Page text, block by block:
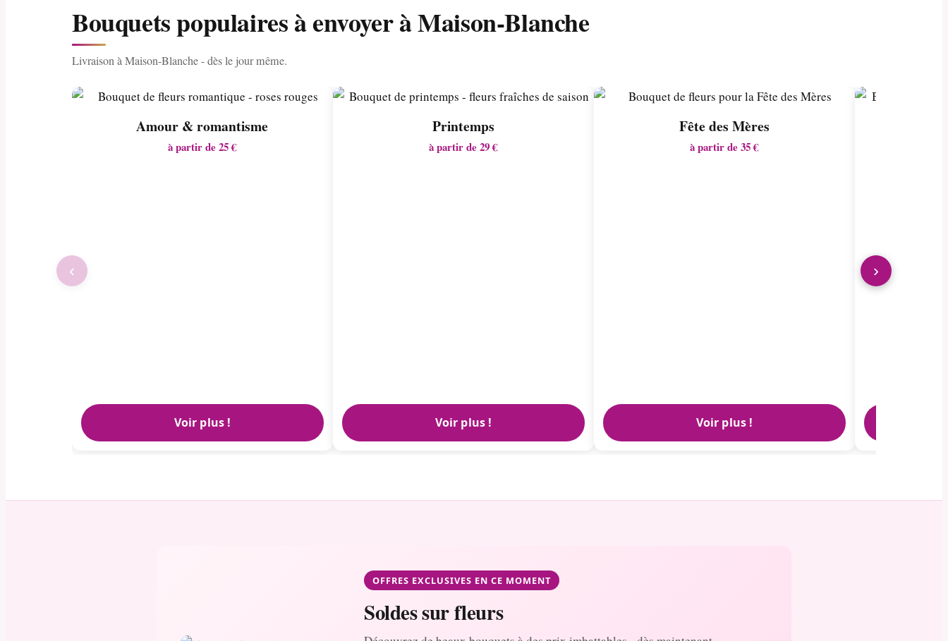
Bouquets populaires à envoyer à Maison-Blanche
Livraison à Maison-Blanche - dès le jour même.
Amour & romantisme
à partir de 25 €
Voir plus !
Printemps
à partir de 29 €
Voir plus !
Fête des Mères
à partir de 35 €
Voir plus !
‹ ›
OFFRES EXCLUSIVES EN CE MOMENT
Soldes sur fleurs